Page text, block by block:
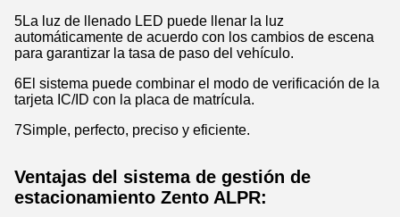
5La luz de llenado LED puede llenar la luz
automáticamente de acuerdo con los cambios de escena
para garantizar la tasa de paso del vehículo.
6El sistema puede combinar el modo de verificación de la
tarjeta IC/ID con la placa de matrícula.
7Simple, perfecto, preciso y eficiente.
Ventajas del sistema de gestión de
estacionamiento Zento ALPR: